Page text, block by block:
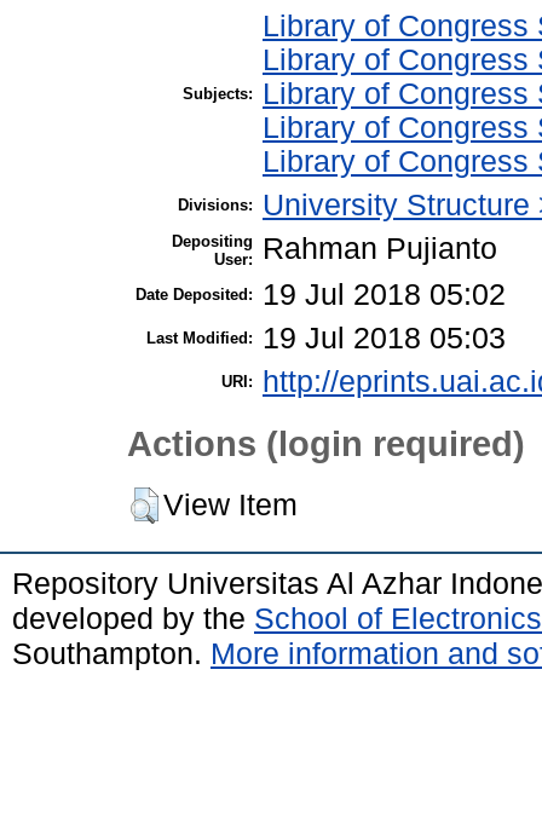
Subjects:
Library of
Library of
Library of
Library of
Library of
Divisions: University
Depositing
User:
Rahman Pujianto
Date Deposited: 19 Jul 2018 05:02
Last Modified: 19 Jul 2018 05:03
URI: http://
Actions (login required)
View Item
Repository Universitas Al Azhar
developed by the School of
Southampton. More information and